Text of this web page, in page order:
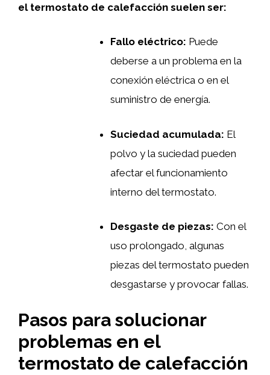
el termostato de calefacción suelen ser:
Fallo eléctrico: Puede
deberse a un problema en la
conexión eléctrica o en el
suministro de energía.
Suciedad acumulada: El
polvo y la suciedad pueden
afectar el funcionamiento
interno del termostato.
Desgaste de piezas: Con el
uso prolongado, algunas
piezas del termostato pueden
desgastarse y provocar fallas.
Pasos para solucionar
problemas en el
termostato de calefacción